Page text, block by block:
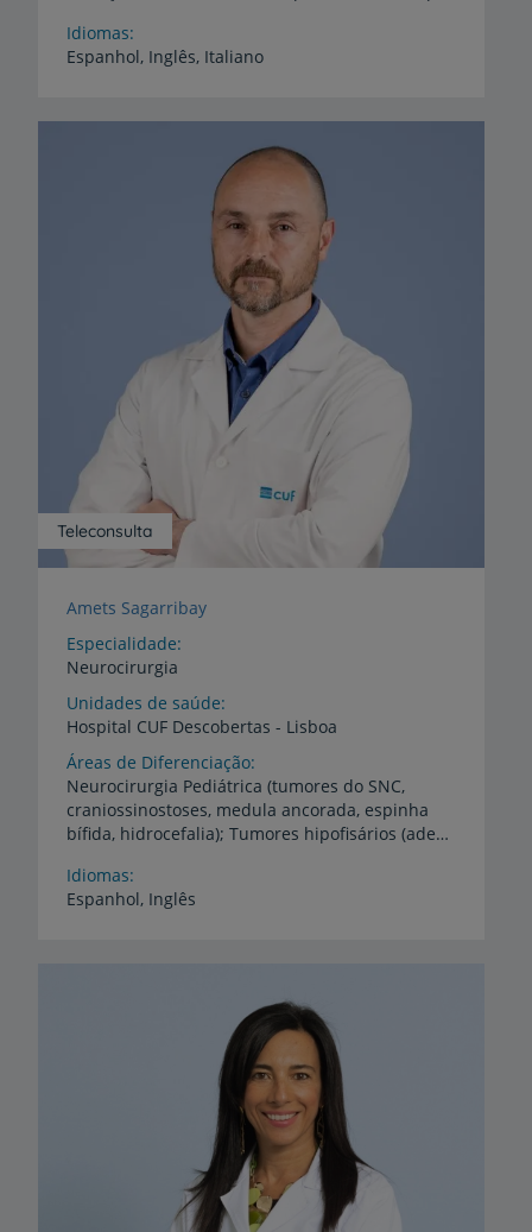
Idiomas
Espanhol, Inglês, Italiano
Teleconsulta
Amets Sagarribay
Especialidade
Neurocirurgia
Unidades de saúde
Hospital CUF Descobertas - Lisboa
Áreas de Diferenciação
Neurocirurgia Pediátrica (tumores do SNC,
craniossinostoses, medula ancorada, espinha
bífida, hidrocefalia); Tumores hipofisários (adenomas, craniofaringiomas); Cirurgia endoscópica da base do crânio (abordagem endoscópica aos tumores da base do crânio); Neuroendoscopia (abordagem endoscópica na hidrocefalia, quistos aracnoideus e outras lesões intraventriculares); Patologia degenerativa da coluna vertebral (hérnia discal, espondilolisteses, estenose do canal)
Idiomas
Espanhol, Inglês